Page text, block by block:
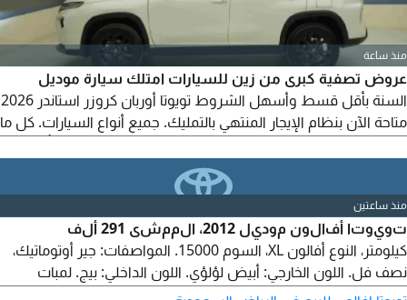
منذ ساعة
عروض تصفية كبرى من زين للسيارات امتلك سيارة موديل
السنة بأقل قسط وأسهل الشروط تويوتا أوربان كروزر استاندر 2026
متاحة الآن بنظام الإيجار المنتهي بالتمليك. جميع أنواع السيارات. كل ما
(راتب يبدأ من 3000 ريال) اختر سيارتك واترك الباقي علينا. للتواصل
المباشر مع المستشار البيعي السيد زين والشحن لجميع أنحاء المملكة
منذ ساعتين
تويوتا أفالون موديل 2012، الممشى 291 ألف
كيلومتر، النوع أفالون XL، السوم 15000. المواصفات: جير أوتوماتيك،
نصف فل. اللون الخارجي: أبيض لؤلؤي. اللون الداخلي: بيج. لمبات
زينون، حساسات. الممشى 291 ألف كيلو. المكينة والجير والمحركات